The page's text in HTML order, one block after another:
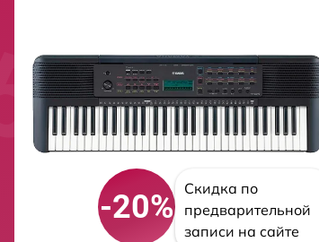
-20%
Скидка по
предварительной
записи на сайте